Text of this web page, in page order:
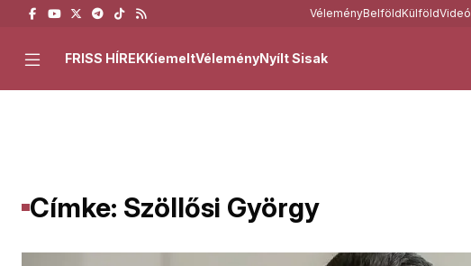
VéleményBelföldKülföldVideó
FRISS HÍREKKiemeltVéleményNyílt Sisak
Címke: Szöllősi György